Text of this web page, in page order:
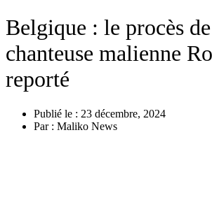
Belgique : le procès
chanteuse malienne
reporté
Publié le : 23 décembre, 2024
Par : Maliko News